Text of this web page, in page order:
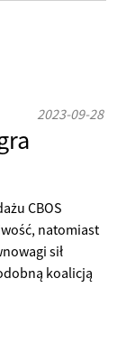
2023-09-28
CBOS
natomiast
sił
koalicją